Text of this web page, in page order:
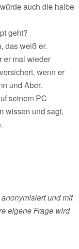
auch die halbe
geht?
das weiß er.
er mal wieder
wenn er
und Aber.
seinem PC
wissen und sagt,
und mit
eigene Frage wird